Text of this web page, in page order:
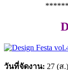
วันที่จัดงาน: 27 (ส